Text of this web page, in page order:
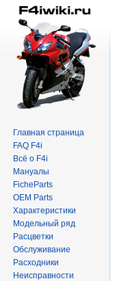
Главная страница
FAQ F4i
Всё о F4i
Мануалы
FicheParts
OEM Parts
Характеристики
Модельный ряд
Расцветки
Обслуживание
Расходники
Неисправности